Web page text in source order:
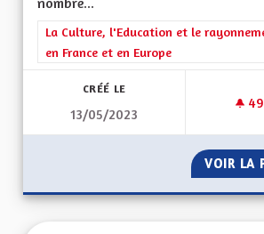
Filtrer les résultats de la catégorie :
La Culture, l'Education et le
en France et en Europe
CRÉÉ LE
13/05/2023
49
VOIR LA